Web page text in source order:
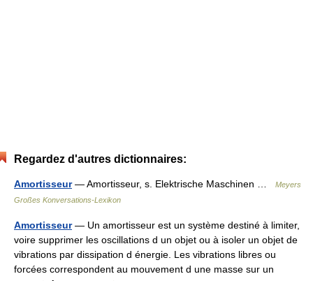
Regardez d'autres dictionnaires:
Amortisseur— Amortisseur, s. Elektrische Maschinen …
Meyers
Großes Konversations-Lexikon
Amortisseur— Un amortisseur est un système destiné à limiter,
voire supprimer les oscillations d un objet ou à isoler un objet de
vibrations par dissipation d énergie. Les vibrations libres ou
forcées correspondent au mouvement d une masse sur un